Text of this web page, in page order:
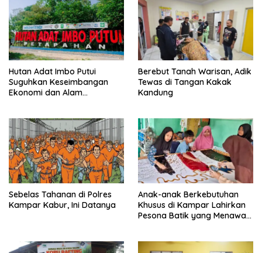
Hutan Adat Imbo Putui
Suguhkan Keseimbangan
Ekonomi dan Alam
Berebut Tanah Warisan, Adik
Tewas di Tangan Kakak
Kandung
Sebelas Tahanan di Polres
Kampar Kabur, Ini Datanya
Anak-anak Berkebutuhan
Khusus di Kampar Lahirkan
Pesona Batik yang Menawan,